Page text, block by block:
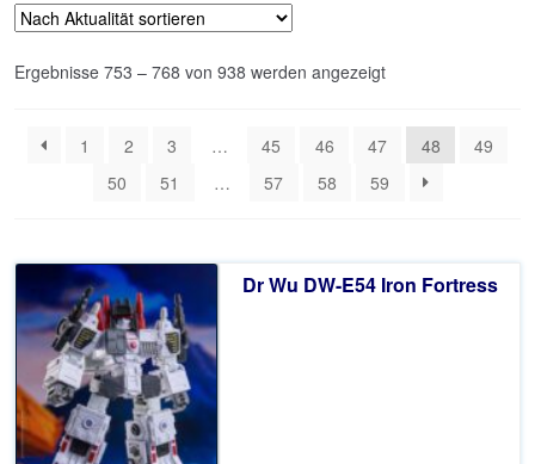
Ergebnisse 753 – 768 von 938 werden angezeigtNach
sortiert
1
2 3 … 45 46 47 48
49
50
51 … 57 58 59
Dr Wu DW-E54 Iron Fortress